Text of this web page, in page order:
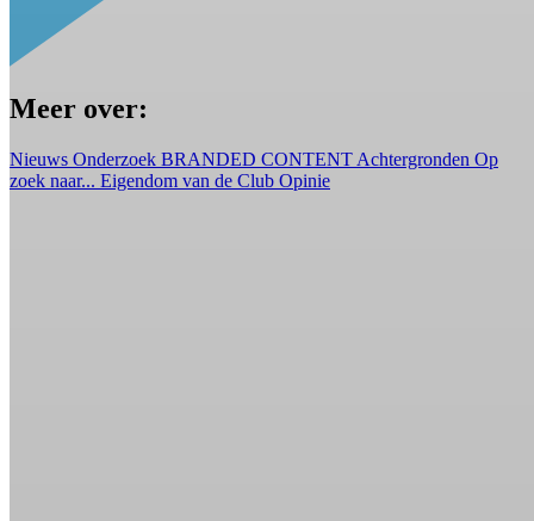
Meer over:
Nieuws Onderzoek BRANDED CONTENT Achtergronden Op
zoek naar... Eigendom van de Club Opinie